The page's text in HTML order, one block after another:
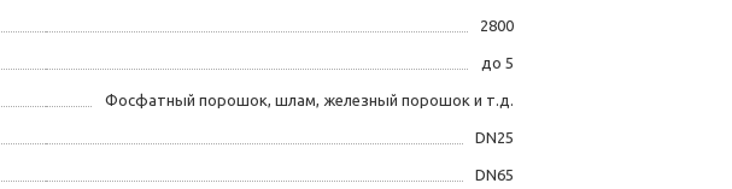
2800
до 5
Фосфатный порошок, шлам, железный порошок и т.д.
DN25
DN65